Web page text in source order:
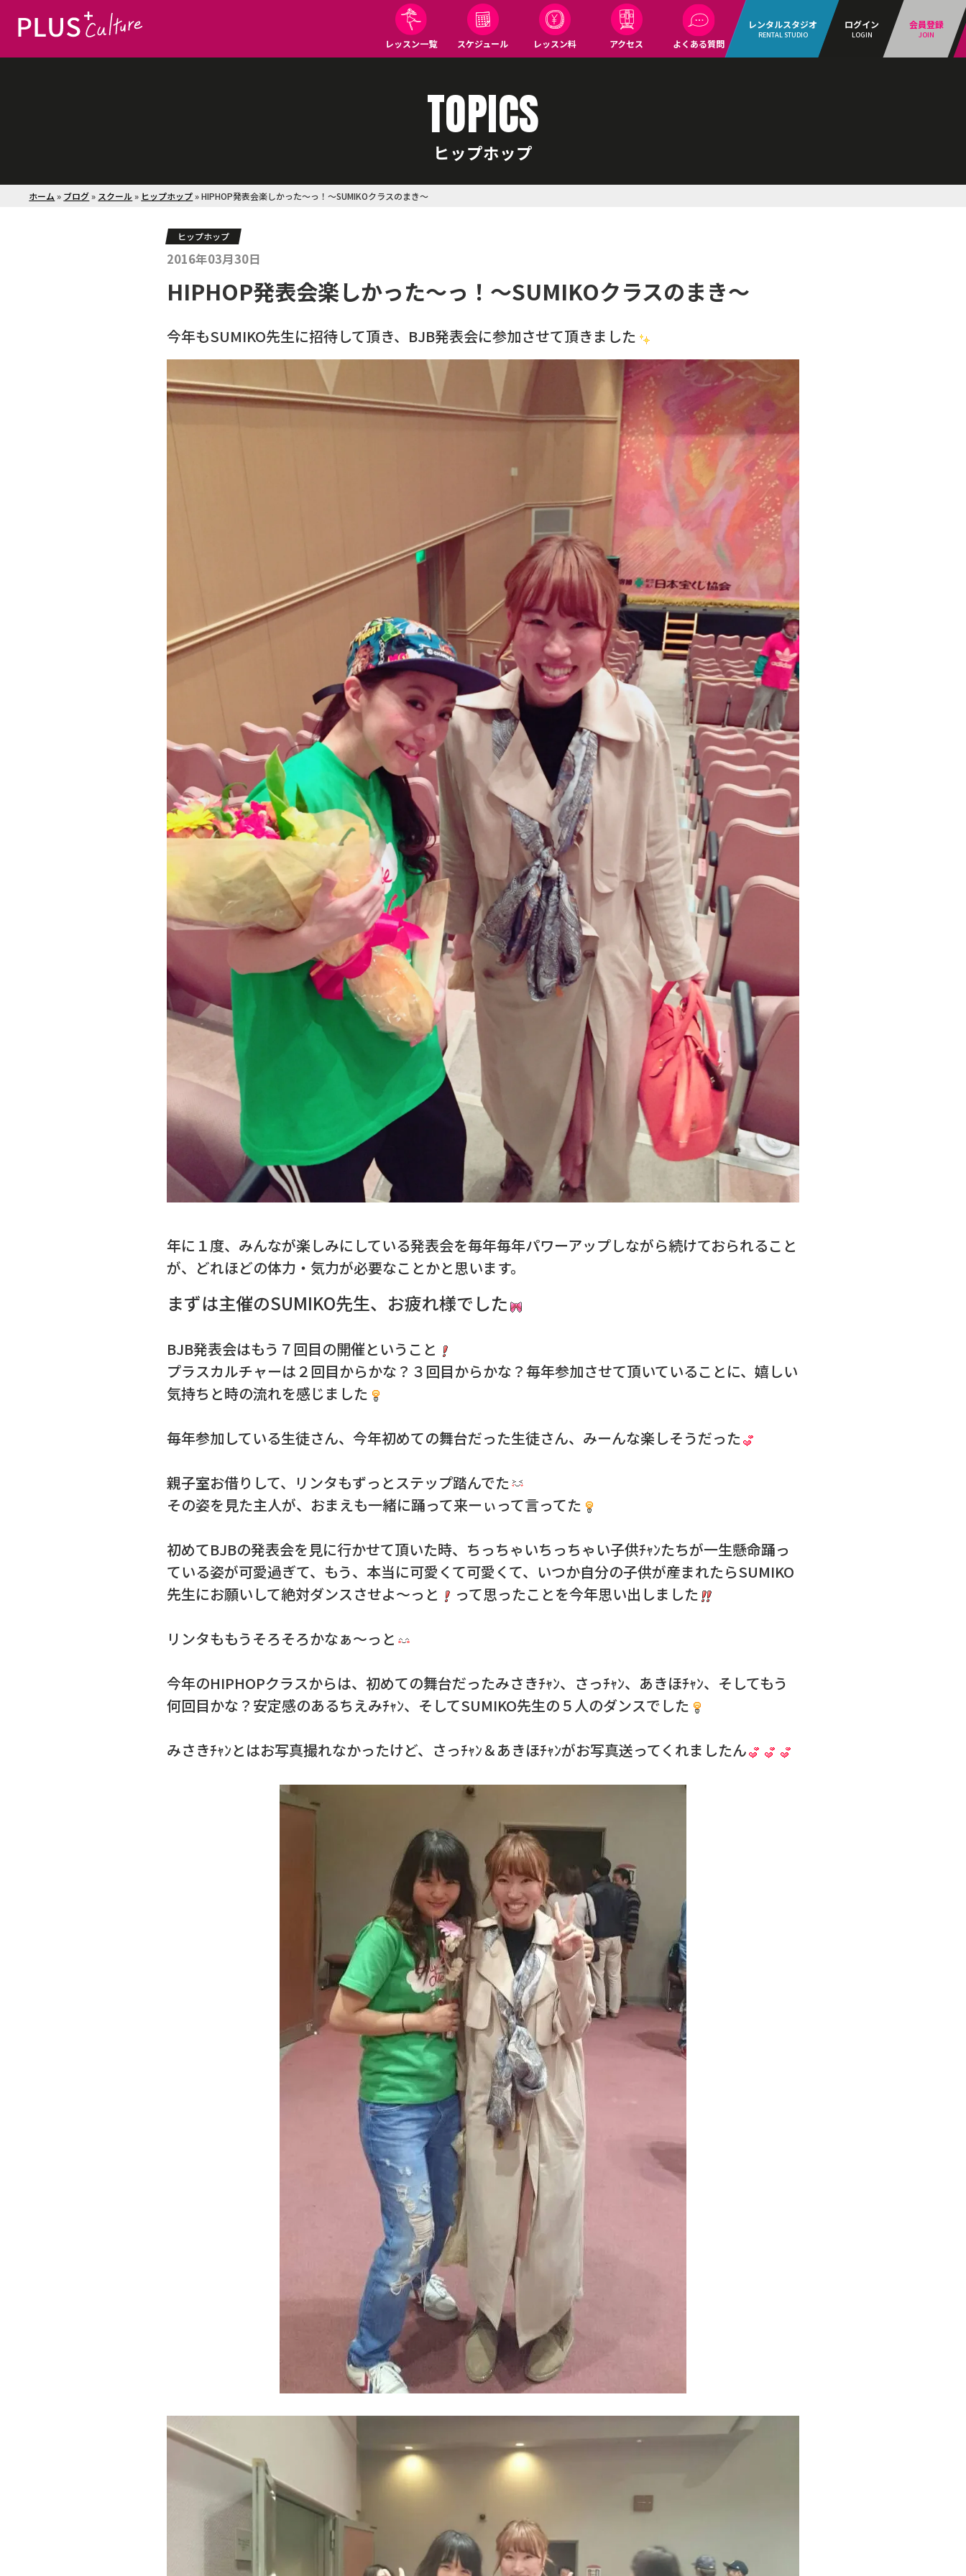
レッスン一覧 スケジュール レッスン料 アクセス よくある質問
レンタルスタジオ
RENTAL STUDIO
ログイン
LOGIN
会員登録
JOIN
TOPICS
ヒップホップ
ホーム » ブログ» スクール » ヒップホップ»HIPHOP発表会楽しかった～っ！～SUMIKOクラスのまき～
ヒップホップ
2016年03月30日
HIPHOP発表会楽しかった～っ！～SUMIKOクラスのまき～
今年もSUMIKO先生に招待して頂き、BJB発表会に参加させて頂きました
年に１度、みんなが楽しみにしている発表会を毎年毎年パワーアップしながら続けておられること
が、どれほどの体力・気力が必要なことかと思います。
まずは主催のSUMIKO先生、お疲れ様でした
BJB発表会はもう７回目の開催ということ
プラスカルチャーは２回目からかな？３回目からかな？毎年参加させて頂いていることに、嬉しい
気持ちと時の流れを感じました
毎年参加している生徒さん、今年初めての舞台だった生徒さん、みーんな楽しそうだった
親子室お借りして、リンタもずっとステップ踏んでた
その姿を見た主人が、おまえも一緒に踊って来ーぃって言ってた
初めてBJBの発表会を見に行かせて頂いた時、ちっちゃいちっちゃい子供ﾁｬﾝたちが一生懸命踊っ
ている姿が可愛過ぎて、もう、本当に可愛くて可愛くて、いつか自分の子供が産まれたらSUMIKO
先生にお願いして絶対ダンスさせよ～っと
って思ったことを今年思い出しました
リンタももうそろそろかなぁ～っと
今年のHIPHOPクラスからは、初めての舞台だったみさきﾁｬﾝ、さっﾁｬﾝ、あきほﾁｬﾝ、そしてもう
何回目かな？安定感のあるちえみﾁｬﾝ、そしてSUMIKO先生の５人のダンスでした
みさきﾁｬﾝとはお写真撮れなかったけど、さっﾁｬﾝ＆あきほﾁｬﾝがお写真送ってくれましたん